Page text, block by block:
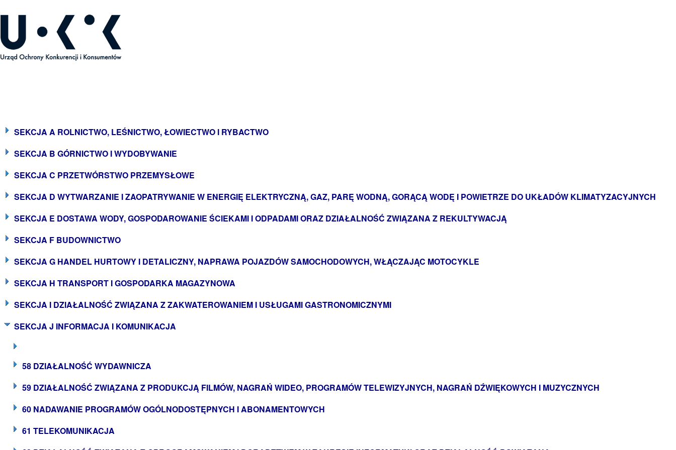
SEKCJA A ROLNICTWO, LEŚNICTWO, ŁOWIECTWO I RYBACTWO
SEKCJA B GÓRNICTWO I WYDOBYWANIE
SEKCJA C PRZETWÓRSTWO PRZEMYSŁOWE
SEKCJA D WYTWARZANIE I ZAOPATRYWANIE W ENERGIĘ ELEKTRYCZNĄ, GAZ, PARĘ WODNĄ, GORĄCĄ WODĘ I POWIETRZE DO UKŁADÓW KLIMATYZACYJNYCH
SEKCJA E DOSTAWA WODY, GOSPODAROWANIE ŚCIEKAMI I ODPADAMI ORAZ DZIAŁALNOŚĆ ZWIĄZANA Z REKULTYWACJĄ
SEKCJA F BUDOWNICTWO
SEKCJA G HANDEL HURTOWY I DETALICZNY, NAPRAWA POJAZDÓW SAMOCHODOWYCH, WŁĄCZAJĄC MOTOCYKLE
SEKCJA H TRANSPORT I GOSPODARKA MAGAZYNOWA
SEKCJA I DZIAŁALNOŚĆ ZWIĄZANA Z ZAKWATEROWANIEM I USŁUGAMI GASTRONOMICZNYMI
SEKCJA J INFORMACJA I KOMUNIKACJA
58 DZIAŁALNOŚĆ WYDAWNICZA
59 DZIAŁALNOŚĆ ZWIĄZANA Z PRODUKCJĄ FILMÓW, NAGRAŃ WIDEO, PROGRAMÓW TELEWIZYJNYCH, NAGRAŃ DŹWIĘKOWYCH I MUZYCZNYCH
60 NADAWANIE PROGRAMÓW OGÓLNODOSTĘPNYCH I ABONAMENTOWYCH
61 TELEKOMUNIKACJA